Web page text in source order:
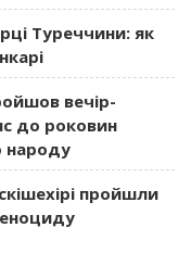
Туреччини: як
вечір-
до роковин
народу
пройшли